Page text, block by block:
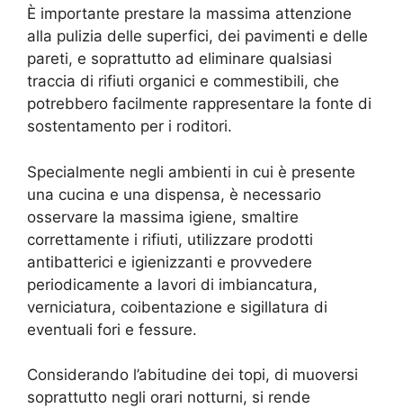
È importante prestare la massima attenzione
alla pulizia delle superfici, dei pavimenti e delle
pareti, e soprattutto ad eliminare qualsiasi
traccia di rifiuti organici e commestibili, che
potrebbero facilmente rappresentare la fonte di
sostentamento per i roditori.
Specialmente negli ambienti in cui è presente
una cucina e una dispensa, è necessario
osservare la massima igiene, smaltire
correttamente i rifiuti, utilizzare prodotti
antibatterici e igienizzanti e provvedere
periodicamente a lavori di imbiancatura,
verniciatura, coibentazione e sigillatura di
eventuali fori e fessure.
Considerando l’abitudine dei topi, di muoversi
soprattutto negli orari notturni, si rende